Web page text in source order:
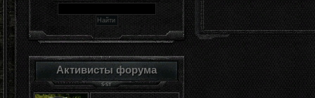
Активисты форума